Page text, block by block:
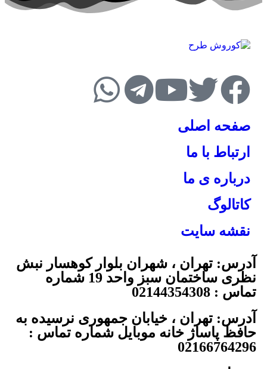
صفحه اصلی
ارتباط با ما
درباره ی ما
کاتالوگ
نقشه سایت
آدرس: تهران ، شهران بلوار کوهسار نبش
نظری ساختمان سبز واحد 19 شماره
تماس : 02144354308
آدرس: تهران ، خیابان جمهوری نرسیده به
حافظ پاساژ خانه موبایل شماره تماس :
02166764296